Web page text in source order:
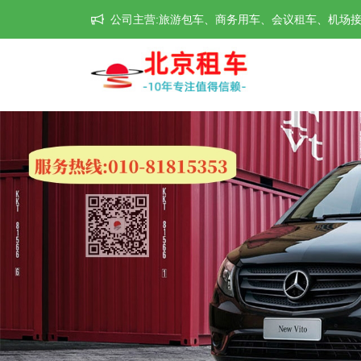
公司主营:旅游包车、商务用车、会议租车、机场